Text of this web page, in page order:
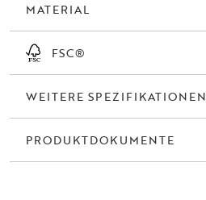
MATERIAL
FSC®
WEITERE SPEZIFIKATIONEN
PRODUKTDOKUMENTE